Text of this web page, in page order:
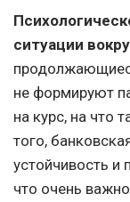
ситуации
не формируют
на курс, на что
того,
устойчивость и
что очень